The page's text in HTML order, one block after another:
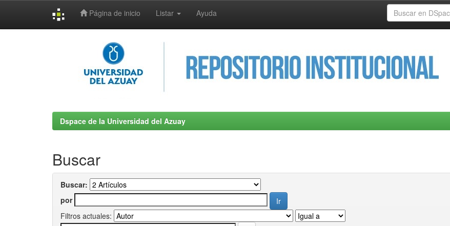
Página de inicio Listar Ayuda
Dspace de la Universidad del Azuay
Buscar
Buscar:
por
Filtros actuales: